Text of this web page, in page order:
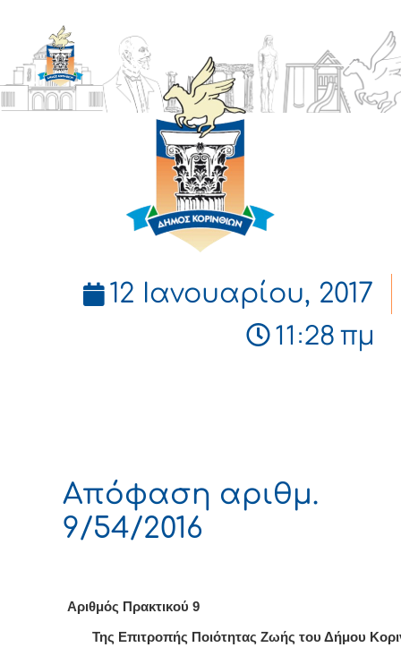
ΔΗΜΟΣ
ΚΟΡΙΝΘΙΩΝ
12 Ιανουαρίου, 2017
11:28 πμ
Απόφαση αριθμ.
9/54/2016
Αριθμός Πρακτικού 9
Της Επιτροπής Ποιότητας Ζωής του Δήμου